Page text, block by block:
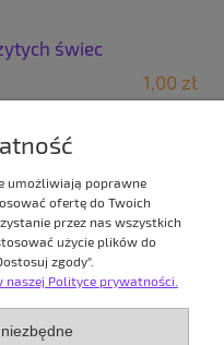
świec
1,00 zł
umożliwiają poprawne
ofertę do Twoich
przez nas wszystkich
użycie plików do
zgody".
naszej Polityce prywatności.